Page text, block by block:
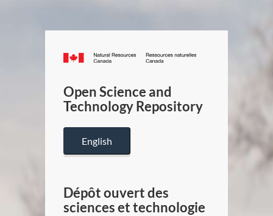
Canada.ca
/
Canada
Open Science and
Technology Repository
English
Dépôt ouvert des
sciences et technologie